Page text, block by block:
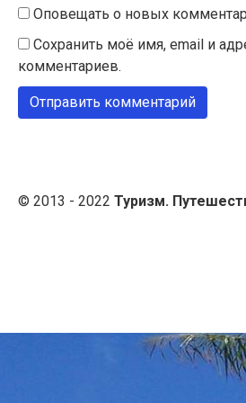
Оповещать о новых
Сохранить моё имя, email и
комментариев.
© 2013 - 2022 Туризм.